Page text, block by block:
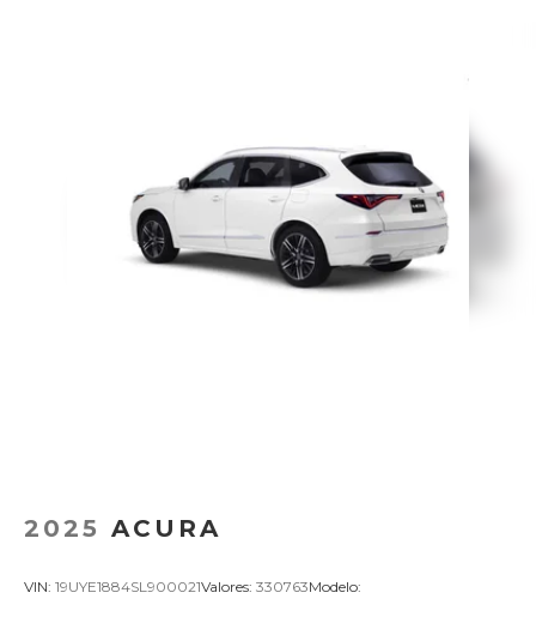
2025 ACURA
VIN: 19UYE1884SL900021Valores: 330763Modelo: